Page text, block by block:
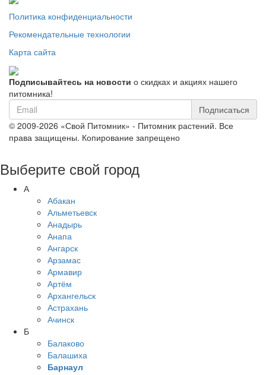
Политика конфиденциальности
Рекомендательные технологии
Карта сайта
Подписывайтесь на новости о скидках и акциях нашего
питомника!
Подписаться
© 2009-2026 «Свой Питомник» - Питомник растений. Все
права защищены. Копирование запрещено
Выберите свой город
А
Абакан
Альметьевск
Анадырь
Анапа
Ангарск
Арзамас
Армавир
Артём
Архангельск
Астрахань
Ачинск
Б
Балаково
Балашиха
Барнаул